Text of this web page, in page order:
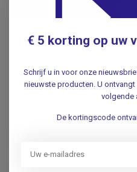
Flessenborstel -
SPECTRA
Spectra
32mm Spectra 9
speenbakje
€ 5 korting op uw
Schrijf u in voor onze
nieuwste producten. U
volgende
De kortingscode